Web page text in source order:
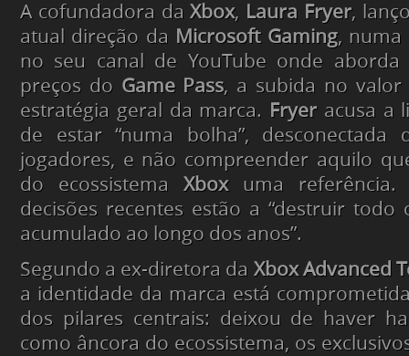
A cofundadora daXbox, Laura Fryer,
atual direção da Microsoft Gaming, numa
no seu canal de YouTube onde
preços do Game Pass, a subida no valor
estratégia geral da marca. Fryeracusa a
de estar “numa bolha”, desconectada
jogadores, e não compreender aquilo
do ecossistema Xboxuma referência.
decisões recentes estão a “destruir
acumulado ao longo dos anos”.
Segundo a ex-diretora da Xbox Advanced
a identidade da marca está
dos pilares centrais: deixou de haver
como âncora do ecossistema, os